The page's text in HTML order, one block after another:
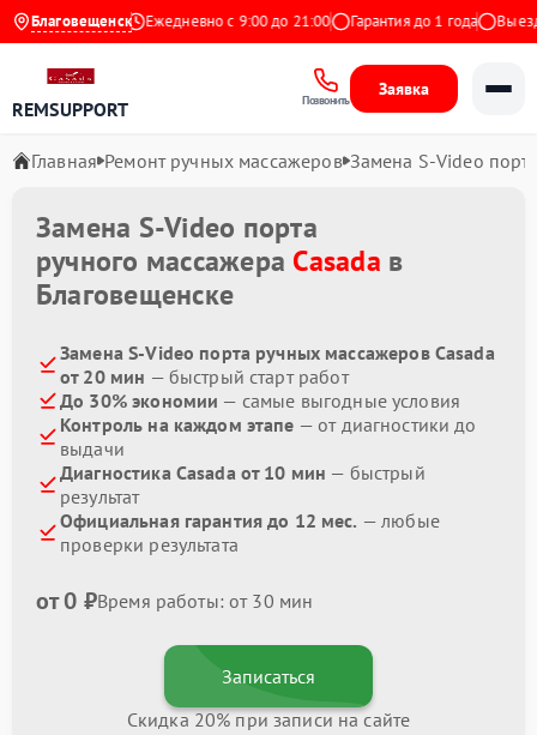
Благовещенск
4.9 на Яндекс Ежедневно с 9:00 до 21:00 Гарантия до 1 года Выезд
REMSUPPORT Позвонить
Заявка
Главная Ремонт ручных массажеров Замена S-Video
Замена S-Video порта
ручного массажера Casada в
Благовещенске
Замена S-Video порта ручных массажеров Casada
от 20 мин — быстрый старт работ
До 30% экономии — самые выгодные условия
Контроль на каждом этапе — от диагностики до
выдачи
Диагностика Casada от 10 мин — быстрый
результат
Официальная гарантия до 12 мес. — любые
проверки результата
от 0 ₽Время работы: от 30 мин
Записаться
Скидка 20% при записи на сайте